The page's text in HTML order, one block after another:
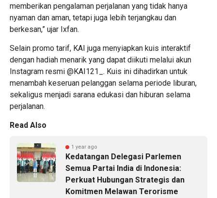
memberikan pengalaman perjalanan yang tidak hanya
nyaman dan aman, tetapi juga lebih terjangkau dan
berkesan,” ujar Ixfan.
Selain promo tarif, KAI juga menyiapkan kuis interaktif
dengan hadiah menarik yang dapat diikuti melalui akun
Instagram resmi @KAI121_. Kuis ini dihadirkan untuk
menambah keseruan pelanggan selama periode liburan,
sekaligus menjadi sarana edukasi dan hiburan selama
perjalanan.
Read Also
1 year ago
Kedatangan Delegasi Parlemen
Semua Partai India di Indonesia:
Perkuat Hubungan Strategis dan
Komitmen Melawan Terorisme